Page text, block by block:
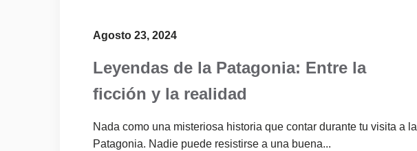
Agosto 23, 2024
Leyendas de la Patagonia: Entre la
ficción y la realidad
Nada como una misteriosa historia que contar durante tu visita a la
Patagonia. Nadie puede resistirse a una buena...